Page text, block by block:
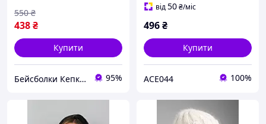
438₴
550 ₴
Купити
Бейсболки Кепки Шапки Аксесуари оптом со склада 95%
від50₴/міс
496₴
Купити
ACE044 100%